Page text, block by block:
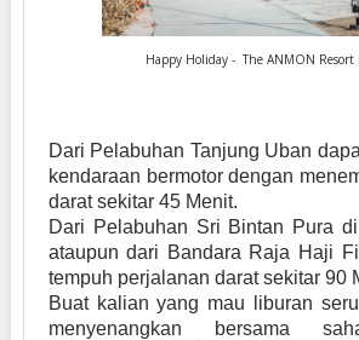
Happy Holiday - The ANMON Resort
Dari Pelabuhan Tanjung Uban
kendaraan bermotor dengan
darat sekitar 45 Menit.
Dari Pelabuhan Sri Bintan Pura
ataupun dari Bandara Raja Haji
tempuh perjalanan darat sekitar 90
Buat kalian yang mau liburan
menyenangkan bersama